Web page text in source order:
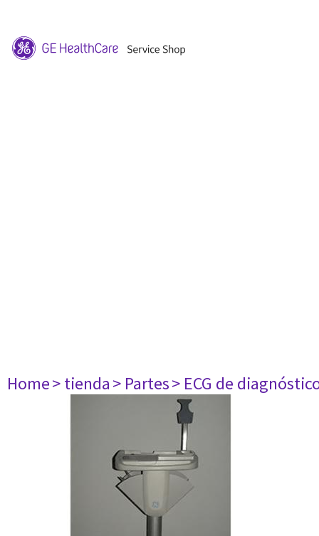
Home> tienda> Partes> ECG de